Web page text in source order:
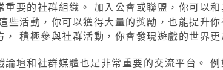
要的社群組織。 加入公會或聯盟，你可以
些活動，你可以獲得大量的獎勵，也能提升
積極參與社群活動，你會發現遊戲的世界更
壇和社群媒體也是非常重要的交流平台。